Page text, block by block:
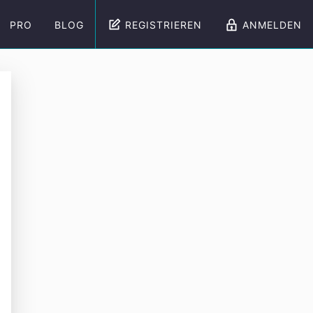
PRO BLOG REGISTRIEREN ANMELDEN